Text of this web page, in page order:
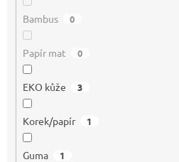
Bambus 0
Papír mat 0
EKO kůže 3
Korek/papír 1
Guma 1